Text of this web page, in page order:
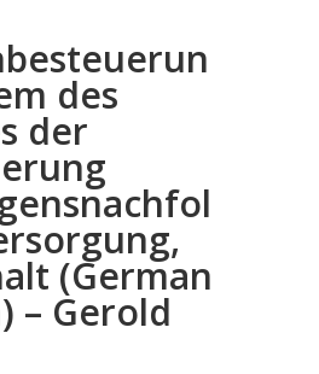
des
der
(German
– Gerold